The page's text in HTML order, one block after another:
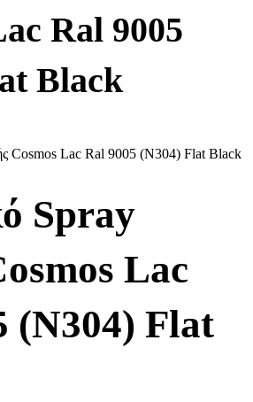
Ral 9005
Black
Cosmos Lac Ral 9005 (N304) Flat Black
Spray
Lac
(N304) Flat